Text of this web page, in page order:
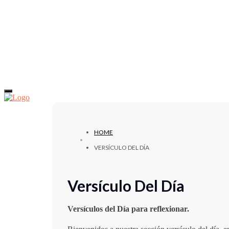
HOME
VERSÍCULO DEL DÍA
Versículo Del Día
Versículos del Día para reflexionar.